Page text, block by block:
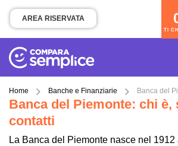
TI
AREA RISERVATA
Home Banche e Finanziarie Banca del
Banca del Piemonte: chi è,
contatti
La Banca del Piemonte nasce nel 1912